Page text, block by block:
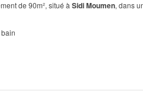
de 90m², situé à SidiMoumen, dans